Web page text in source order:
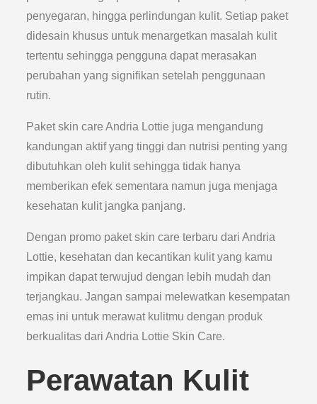
penyegaran, hingga perlindungan kulit. Setiap paket
didesain khusus untuk menargetkan masalah kulit
tertentu sehingga pengguna dapat merasakan
perubahan yang signifikan setelah penggunaan
rutin.
Paket skin care Andria Lottie juga mengandung
kandungan aktif yang tinggi dan nutrisi penting yang
dibutuhkan oleh kulit sehingga tidak hanya
memberikan efek sementara namun juga menjaga
kesehatan kulit jangka panjang.
Dengan promo paket skin care terbaru dari Andria
Lottie, kesehatan dan kecantikan kulit yang kamu
impikan dapat terwujud dengan lebih mudah dan
terjangkau. Jangan sampai melewatkan kesempatan
emas ini untuk merawat kulitmu dengan produk
berkualitas dari Andria Lottie Skin Care.
Perawatan Kulit